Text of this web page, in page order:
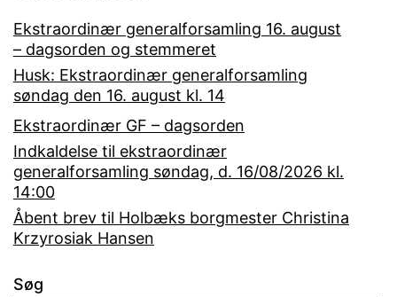
Ekstraordinær generalforsamling 16. august
– dagsorden og stemmeret
Husk: Ekstraordinær generalforsamling
søndag den 16. august kl. 14
Ekstraordinær GF – dagsorden
Indkaldelse til ekstraordinær
generalforsamling søndag, d. 16/08/2026 kl.
14:00
Åbent brev til Holbæks borgmester Christina
Krzyrosiak Hansen
Søg